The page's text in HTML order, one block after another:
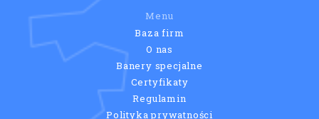
Menu
Baza firm
O nas
Banery specjalne
Certyfikaty
Regulamin
Polityka prywatności